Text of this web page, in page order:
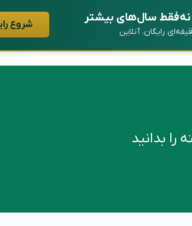
نه فقط سال‌های بیشتر شروع